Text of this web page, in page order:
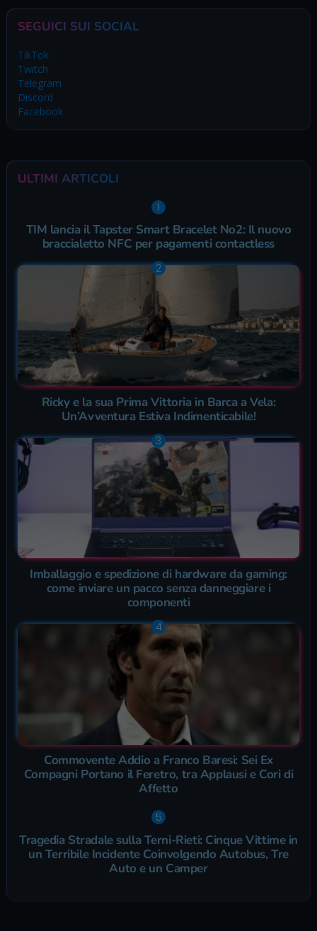
SEGUICI SUI SOCIAL
TikTok
Twitch
Telegram
Discord
Facebook
ULTIMI ARTICOLI
TIM lancia il Tapster Smart Bracelet No2: Il nuovo
braccialetto NFC per pagamenti contactless
Ricky e la sua Prima Vittoria in Barca a Vela:
Un’Avventura Estiva Indimenticabile!
Imballaggio e spedizione di hardware da gaming:
come inviare un pacco senza danneggiare i
componenti
Commovente Addio a Franco Baresi: Sei Ex
Compagni Portano il Feretro, tra Applausi e Cori di
Affetto
Tragedia Stradale sulla Terni-Rieti: Cinque Vittime in
un Terribile Incidente Coinvolgendo Autobus, Tre
Auto e un Camper